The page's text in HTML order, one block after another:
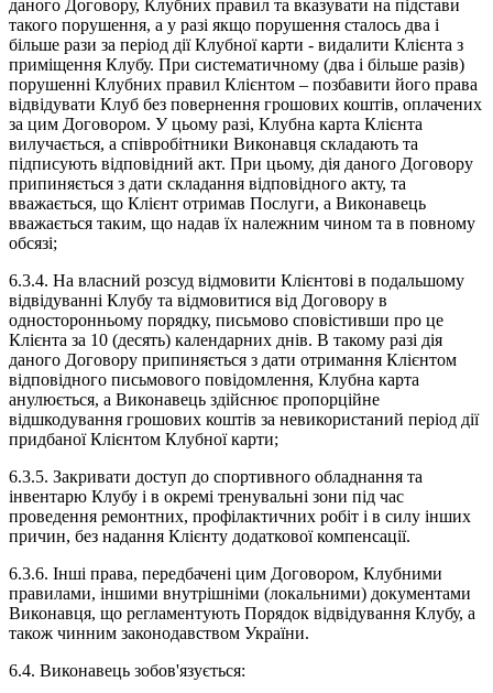
даного Договору, Клубних правил та вказувати на підстави
такого порушення, а у разі якщо порушення сталось два і
більше рази за період дії Клубної карти - видалити Клієнта з
приміщення Клубу. При систематичному (два і більше разів)
порушенні Клубних правил Клієнтом – позбавити його права
відвідувати Клуб без повернення грошових коштів, оплачених
за цим Договором. У цьому разі, Клубна карта Клієнта
вилучається, а співробітники Виконавця складають та
підписують відповідний акт. При цьому, дія даного Договору
припиняється з дати складання відповідного акту, та
вважається, що Клієнт отримав Послуги, а Виконавець
вважається таким, що надав їх належним чином та в повному
обсязі;
6.3.4. На власний розсуд відмовити Клієнтові в подальшому
відвідуванні Клубу та відмовитися від Договору в
односторонньому порядку, письмово сповістивши про це
Клієнта за 10 (десять) календарних днів. В такому разі дія
даного Договору припиняється з дати отримання Клієнтом
відповідного письмового повідомлення, Клубна карта
анулюється, а Виконавець здійснює пропорційне
відшкодування грошових коштів за невикористаний період дії
придбаної Клієнтом Клубної карти;
6.3.5. Закривати доступ до спортивного обладнання та
інвентарю Клубу і в окремі тренувальні зони під час
проведення ремонтних, профілактичних робіт і в силу інших
причин, без надання Клієнту додаткової компенсації.
6.3.6. Інші права, передбачені цим Договором, Клубними
правилами, іншими внутрішніми (локальними) документами
Виконавця, що регламентують Порядок відвідування Клубу, а
також чинним законодавством України.
6.4. Виконавець зобов'язується: